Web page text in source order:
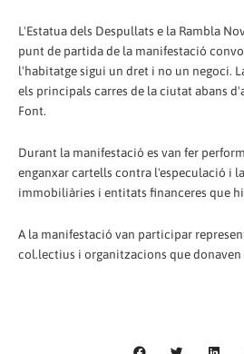
L'Estatua dels Despullats e la Rambla
punt de partida de la manifestació
l'habitatge sigui un dret i no un negoci.
els principals carres de la ciutat abans
Font.
Durant la manifestació es van fer
enganxar cartells contra l'especulació i
immobiliàries i entitats financeres que
A la manifestació van participar
col.lectius i organitzacions que